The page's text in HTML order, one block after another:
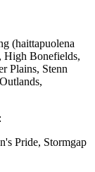
(haittapuolena
High Bonefields,
Plains, Stenn
Pride, Stormgap